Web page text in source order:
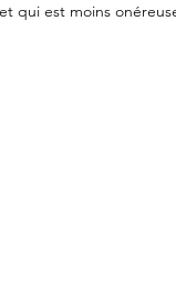
qui est moins